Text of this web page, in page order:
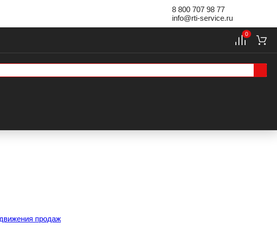
8 800 707 98 77
info@rti-service.ru
0